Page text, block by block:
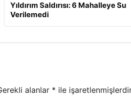
Yıldırım Saldırısı: 6 Mahalleye Su
Verilemedi
alanlar * ile